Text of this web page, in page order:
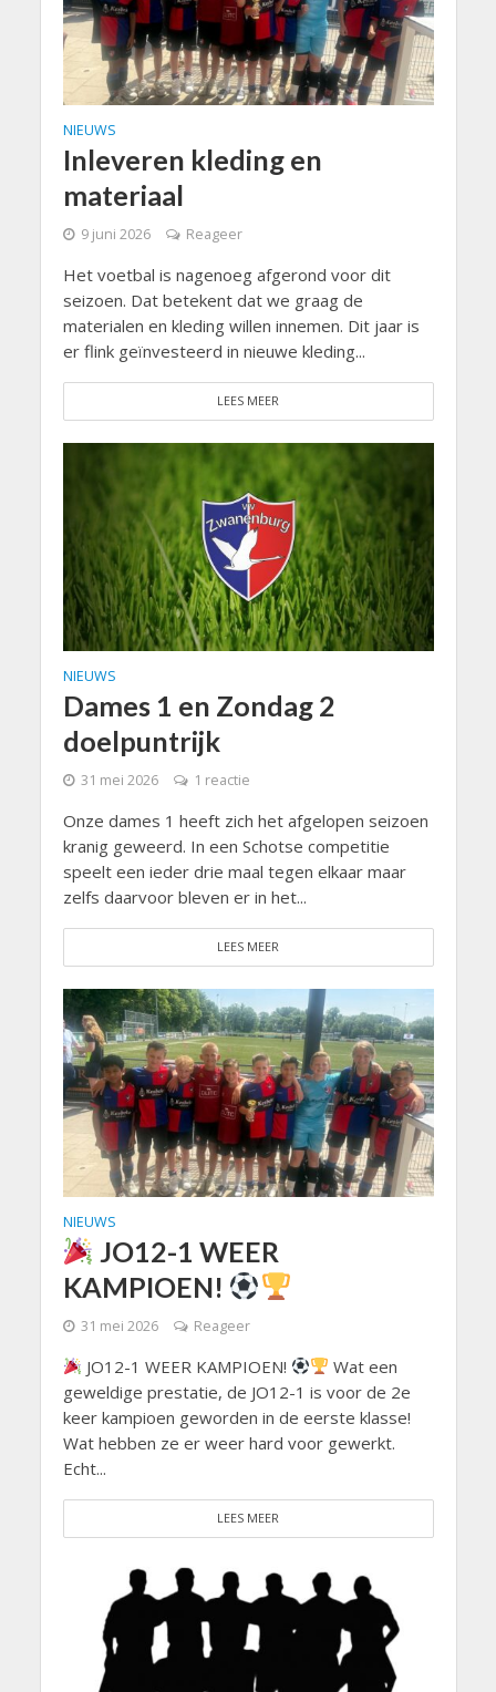
NIEUWS
Inleveren kleding en
materiaal
9 juni 2026 Reageer
Het voetbal is nagenoeg afgerond voor dit
seizoen. Dat betekent dat we graag de
materialen en kleding willen innemen. Dit jaar is
er flink geïnvesteerd in nieuwe kleding...
LEES MEER
NIEUWS
Dames 1 en Zondag 2
doelpuntrijk
31 mei 2026 1 reactie
Onze dames 1 heeft zich het afgelopen seizoen
kranig geweerd. In een Schotse competitie
speelt een ieder drie maal tegen elkaar maar
zelfs daarvoor bleven er in het...
LEES MEER
NIEUWS
JO12-1 WEER
KAMPIOEN!
31 mei 2026 Reageer
JO12-1 WEER KAMPIOEN!
Wat een
geweldige prestatie, de JO12-1 is voor de 2e
keer kampioen geworden in de eerste klasse!
Wat hebben ze er weer hard voor gewerkt.
Echt...
LEES MEER